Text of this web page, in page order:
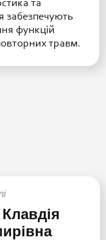
та
забезпечують
функцій
травм.